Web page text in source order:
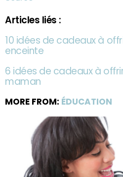
Articles liés :
10 idées de cadeaux à
enceinte
6 idées de cadeaux à
maman
MORE FROM: ÉDUCATION